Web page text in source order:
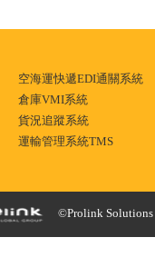
空海運快遞EDI通關系統
倉庫VMI系統
貨況追蹤系統
運輸管理系統TMS
©Prolink Solutions